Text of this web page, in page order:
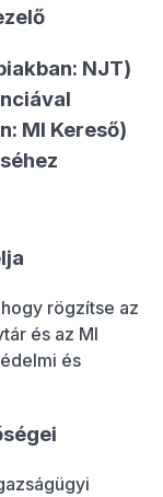
NJT)
MI Kereső)
rögzítse az
és az MI
és